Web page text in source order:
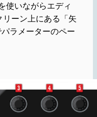
使いながらエディ
リーン上にある「矢
ラメーターのペー